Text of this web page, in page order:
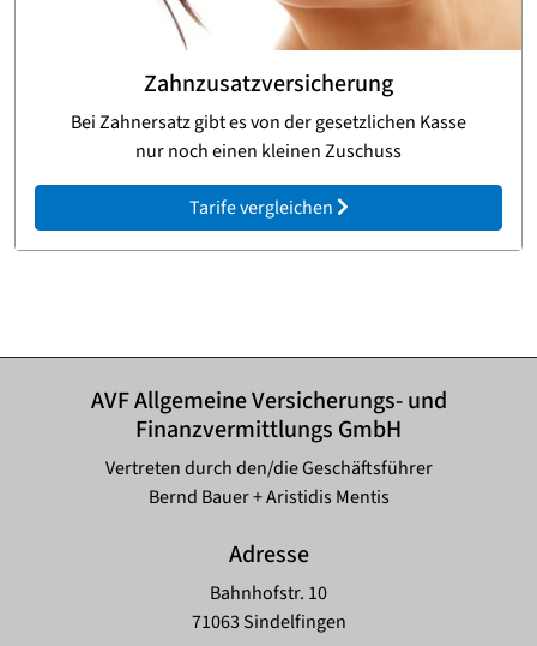
Zahnzusatzversicherung
Bei Zahnersatz gibt es von der gesetzlichen Kasse
nur noch einen kleinen Zuschuss
Tarife vergleichen
AVF Allgemeine Versicherungs- und
Finanzvermittlungs GmbH
Vertreten durch den/die Geschäftsführer
Bernd Bauer + Aristidis Mentis
Adresse
Bahnhofstr. 10
71063 Sindelfingen